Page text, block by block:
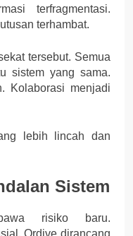
terfragmentasi.
terhambat.
tersebut. Semua
sistem yang sama.
Kolaborasi menjadi
lebih lincah dan
Sistem
risiko baru.
Ordive dirancang